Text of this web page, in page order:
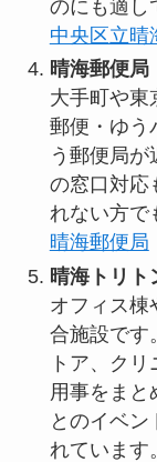
のにも適し
中央区立晴
晴海郵便局
大手町や東
郵便・ゆう
う郵便局
の窓口対応
れない方で
晴海郵便局
晴海トリト
オフィス棟
合施設です
トア、ク
用事をまと
とのイベン
れています。